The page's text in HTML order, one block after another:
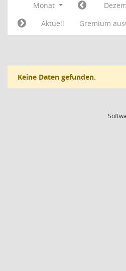
Monat
Aktuell
Gremium
Keine Daten gefunden.